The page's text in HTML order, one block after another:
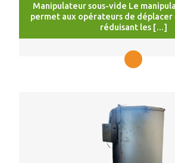
Manipulateur sous-vide Le
permet aux opérateurs de déplacer
réduisant les […]